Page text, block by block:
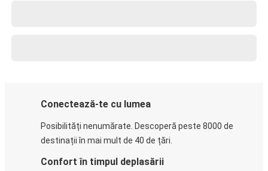
Conectează-te cu lumea
Posibilități nenumărate. Descoperă peste 8000 de
destinații în mai mult de 40 de țări.
Confort în timpul deplasării